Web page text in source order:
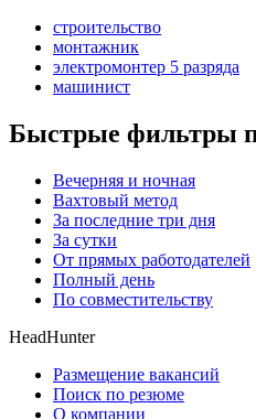
строительство
монтажник
электромонтер 5 разряда
машинист
Быстрые фильтры
Вечерняя и ночная
Вахтовый метод
За последние три дня
За сутки
От прямых работодателей
Полный день
По совместительству
HeadHunter
Размещение вакансий
Поиск по резюме
О компании